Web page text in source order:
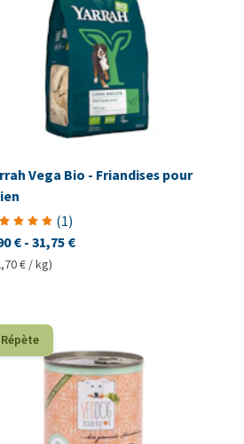
Vega Bio - Friandises pour
(1)
€ -31,75 €
€ / kg)
Répète